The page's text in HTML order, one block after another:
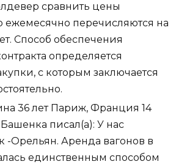
сравнить цены
ежемесячно перечисляются на
Способ обеспечения
определяется
с которым заключается
36 лет Париж, Франция 14
Башенка писал(а): У нас
-Орельян. Аренда вагонов в
единственным способом